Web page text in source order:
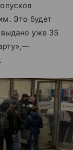
Это будет
выдано уже 35